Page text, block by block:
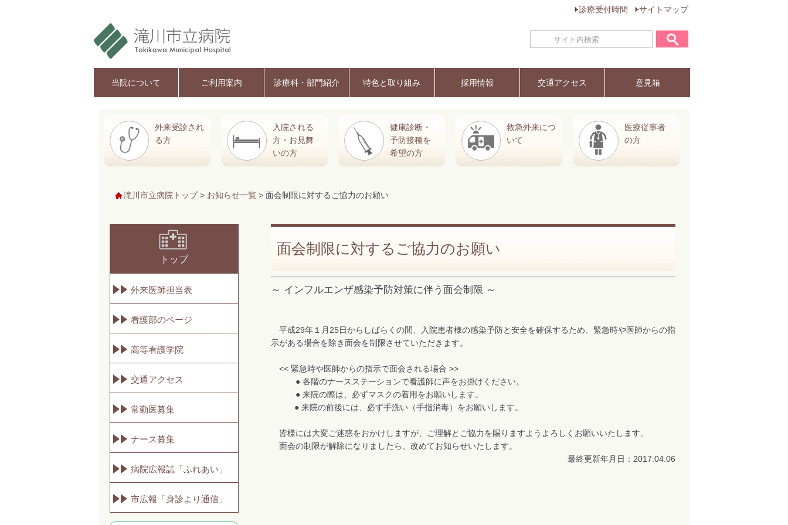
診療受付時間 サイトマップ
当院について ご利用案内 診療科・部門紹介 特色と取り組み 採用情報 交通アクセス 意見箱
外来受診され
る方
入院される
方・お見舞
いの方
健康診断・
予防接種を
希望の方
救急外来につ
いて
医療従事者
の方
滝川市立病院トップ> お知らせ一覧 > 面会制限に対するご協力のお願い
トップ
外来医師担当表
看護部のページ
高等看護学院
交通アクセス
常勤医募集
ナース募集
病院広報誌「ふれあい」
市広報「身診より通信」
面会制限に対するご協力のお願い
～ インフルエンザ感染予防対策に伴う面会制限 ～
平成29年１月25日からしばらくの間、入院患者様の感染予防と安全を確保するため、緊急時や医師からの指
示がある場合を除き面会を制限させていただきます。
<< 緊急時や医師からの指示で面会される場合 >>
● 各階のナースステーションで看護師に声をお掛けください。
● 来院の際は、必ずマスクの着用をお願いします。
● 来院の前後には、必ず手洗い（手指消毒）をお願いします。
皆様には大変ご迷惑をおかけしますが、ご理解とご協力を賜りますようよろしくお願いいたします。
面会の制限が解除になりましたら、改めてお知らせいたします。
最終更新年月日：2017.04.06